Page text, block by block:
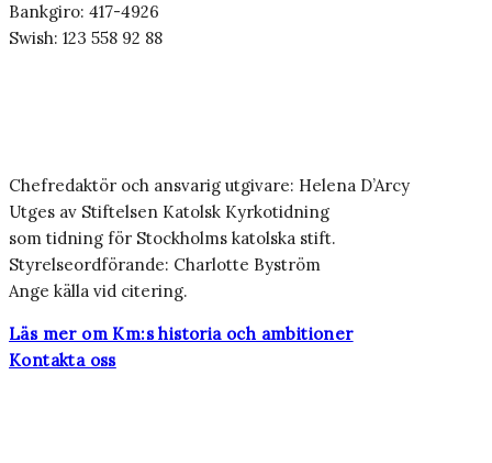
Bankgiro: 417-4926
Swish: 123 558 92 88
Chefredaktör och ansvarig utgivare: Helena D’Arcy
Utges av Stiftelsen Katolsk Kyrkotidning
som tidning för Stockholms katolska stift.
Styrelseordförande: Charlotte Byström
Ange källa vid citering.
Läs mer om Km:s historia och ambitioner
Kontakta oss